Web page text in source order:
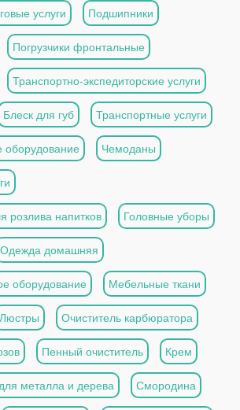
услуги Подшипники
Погрузчики фронтальные
Транспортно-экспедиторские услуги
Блеск для губ Транспортные услуги
оборудование Чемоданы
розлива напитков Головные уборы
Одежда домашняя
оборудование Мебельные ткани
Люстры Очиститель карбюратора
Пенный очиститель Крем
металла и дерева Смородина